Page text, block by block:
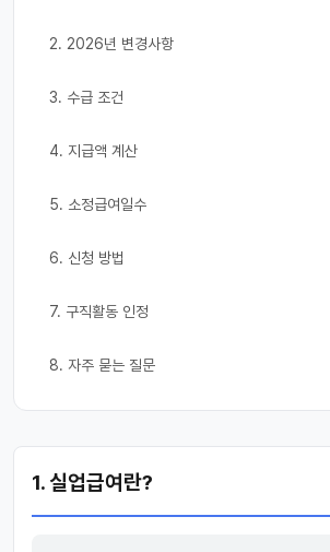
2. 2026년 변경사항
3. 수급 조건
4. 지급액 계산
5. 소정급여일수
6. 신청 방법
7. 구직활동 인정
8. 자주 묻는 질문
1. 실업급여란?